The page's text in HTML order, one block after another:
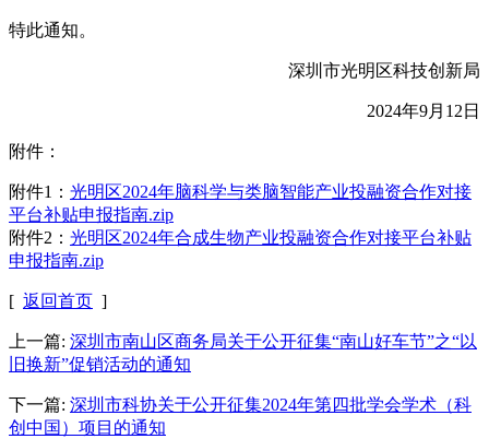
特此通知。
深圳市光明区科技创新局
2024年9月12日
附件：
附件1： 光明区2024年脑科学与类脑智能产业投融资合作对接
平台补贴申报指南.zip
附件2： 光明区2024年合成生物产业投融资合作对接平台补贴
申报指南.zip
[ 返回首页 ]
上一篇: 深圳市南山区商务局关于公开征集“南山好车节”之“以
旧换新”促销活动的通知
下一篇: 深圳市科协关于公开征集2024年第四批学会学术（科
创中国）项目的通知